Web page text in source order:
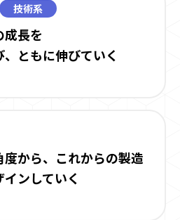
技術系
成長を
、ともに伸びていく
度から、これからの製造
ンしていく